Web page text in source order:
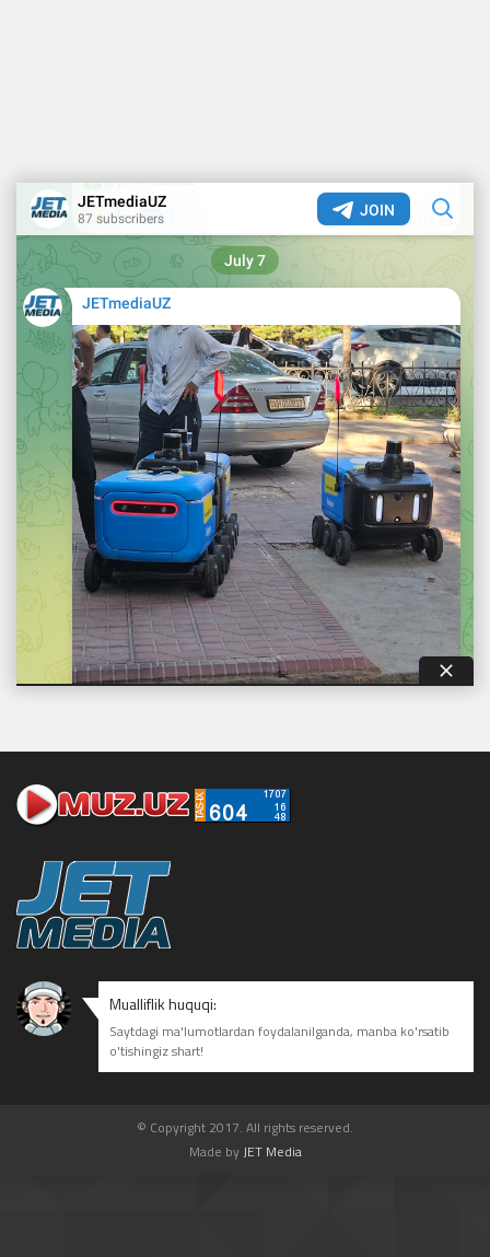
Mualliflik huquqi:
Saytdagi ma'lumotlardan foydalanilganda, manba ko'rsatib
o'tishingiz shart!
© Copyright 2017. All rights reserved.
Made by JET Media